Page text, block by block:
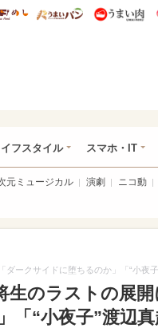
ィズニー特集
うまいめし うまいパン
フスタイル スマホ・IT
元ミュージカル 演劇 ニコ動
ークサイドに堕ちるのか」「“小夜
生のラストの展
「“小夜子”渡辺